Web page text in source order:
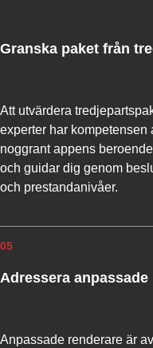
Granska paket från
Att utvärdera
experter har kompetensen
noggrant appens
och guidar dig genom
och prestandanivåer.
05
Adressera anpassade
Anpassade renderare är